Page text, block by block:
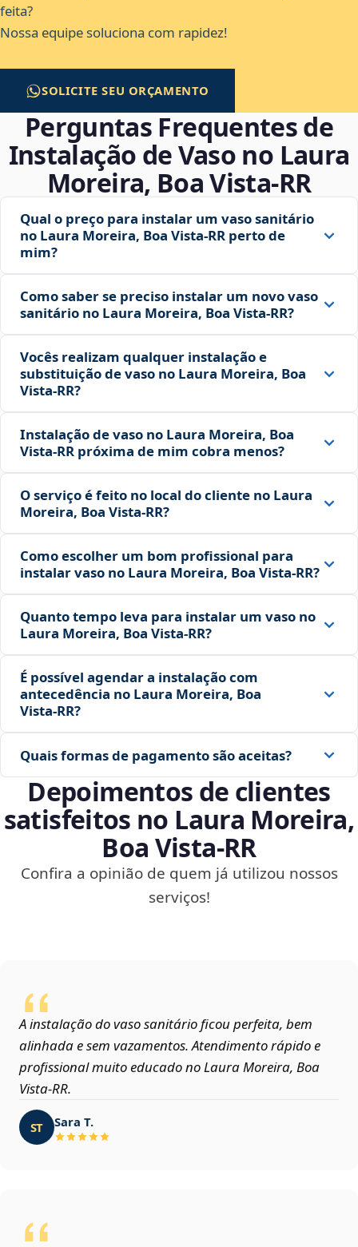
feita?
Nossa equipe soluciona com rapidez!
SOLICITE SEU ORÇAMENTO
Perguntas Frequentes de
Instalação de Vaso no Laura
Moreira, Boa Vista‑RR
Qual o preço para instalar um vaso sanitário
no Laura Moreira, Boa Vista‑RR perto de
mim?
Como saber se preciso instalar um novo vaso
sanitário no Laura Moreira, Boa Vista‑RR?
Vocês realizam qualquer instalação e
substituição de vaso no Laura Moreira, Boa
Vista‑RR?
Instalação de vaso no Laura Moreira, Boa
Vista‑RR próxima de mim cobra menos?
O serviço é feito no local do cliente no Laura
Moreira, Boa Vista‑RR?
Como escolher um bom profissional para
instalar vaso no Laura Moreira, Boa Vista‑RR?
Quanto tempo leva para instalar um vaso no
Laura Moreira, Boa Vista‑RR?
É possível agendar a instalação com
antecedência no Laura Moreira, Boa
Vista‑RR?
Quais formas de pagamento são aceitas?
Depoimentos de clientes
satisfeitos no Laura Moreira,
Boa Vista‑RR
Confira a opinião de quem já utilizou nossos
serviços!
A instalação do vaso sanitário ficou perfeita, bem
alinhada e sem vazamentos. Atendimento rápido e
profissional muito educado no Laura Moreira, Boa
Vista‑RR.
ST Sara T.